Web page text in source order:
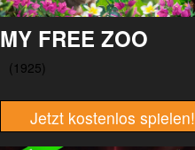
MY FREE ZOO
Jetzt kostenlos spielen!